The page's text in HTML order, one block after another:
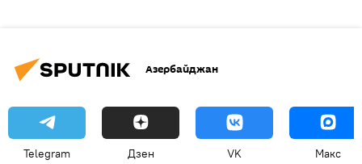
Азербайджан
Telegram Дзен VK Макс